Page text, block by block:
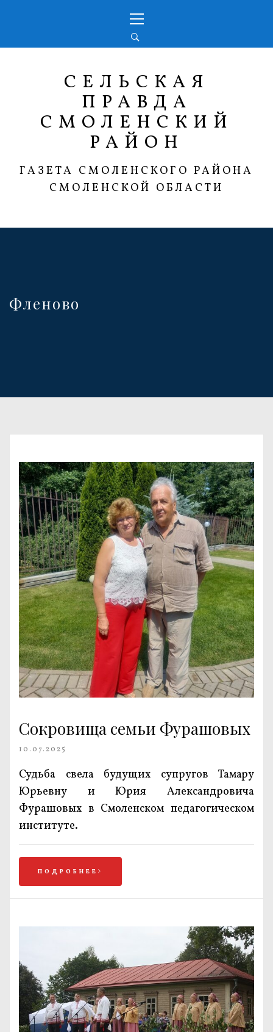
меню
СЕЛЬСКАЯ
ПРАВДА
СМОЛЕНСКИЙ
РАЙОН
ГАЗЕТА СМОЛЕНСКОГО РАЙОНА
СМОЛЕНСКОЙ ОБЛАСТИ
Фленово
Сокровища семьи Фурашовых
10.07.2025
Судьба свела будущих супругов Тамару
Юрьевну и Юрия Александровича
Фурашовых в Смоленском педагогическом
институте.
ПОДРОБНЕЕ